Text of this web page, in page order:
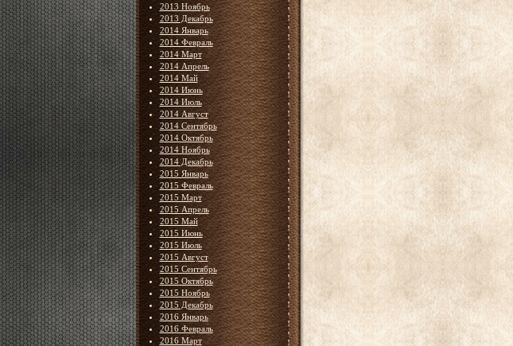
2013 Ноябрь
2013 Декабрь
2014 Январь
2014 Февраль
2014 Март
2014 Апрель
2014 Май
2014 Июнь
2014 Июль
2014 Август
2014 Сентябрь
2014 Октябрь
2014 Ноябрь
2014 Декабрь
2015 Январь
2015 Февраль
2015 Март
2015 Апрель
2015 Май
2015 Июнь
2015 Июль
2015 Август
2015 Сентябрь
2015 Октябрь
2015 Ноябрь
2015 Декабрь
2016 Январь
2016 Февраль
2016 Март